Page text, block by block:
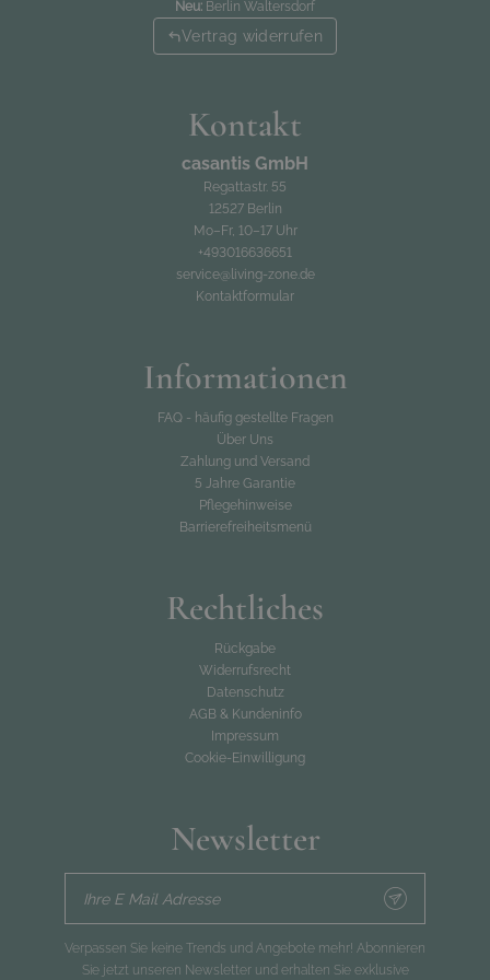
Feinwäsche bei 30°C
Verdeckte Reißverschlüsse
In weiteren Farben erhältlich
ohne Bezüge kl. Dekokissen
Regattastr. 55
12527 Berlin
service@living-zone.de
Neu: Berlin Waltersdorf
Vertrag widerrufen
Kontakt
casantis GmbH
Regattastr. 55
12527 Berlin
Mo–Fr, 10–17 Uhr
+493016636651
service@living-zone.de
Kontaktformular
Informationen
FAQ - häufig gestellte Fragen
Über Uns
Zahlung und Versand
5 Jahre Garantie
Pflegehinweise
Barrierefreiheitsmenü
Rechtliches
Rückgabe
Widerrufsrecht
Datenschutz
AGB & Kundeninfo
Impressum
Cookie-Einwilligung
Newsletter
Ihre E Mail Adresse
Verpassen Sie keine Trends und Angebote mehr! Abonnieren
Sie jetzt unseren Newsletter und erhalten Sie exklusive